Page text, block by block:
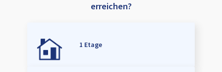
erreichen?
1 Etage